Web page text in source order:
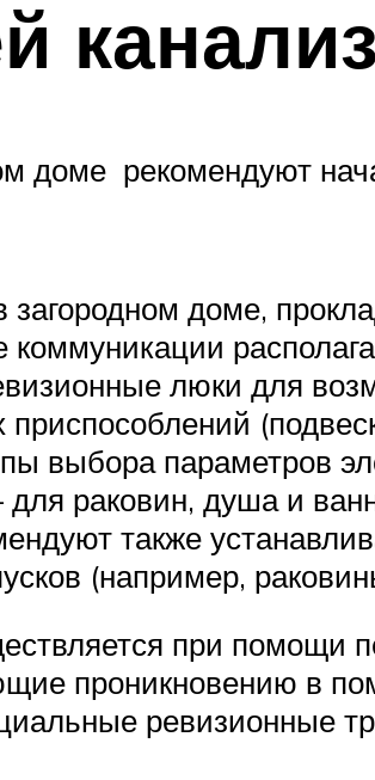
доме рекомендуют
доме,
люки для
выбора параметров
раковин, душа и
также
(например,
при помощи
проникновению в
ревизионные